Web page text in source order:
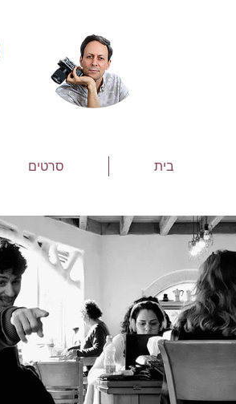
סרטים בית